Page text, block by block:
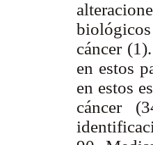
cáncer
en estos
en estos
cáncer